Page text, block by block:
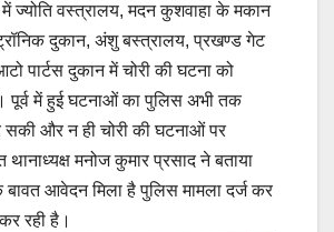
ज्योति वस्त्रालय, मदन कुशवाहा के मकान
दुकान, अंशु बस्त्रालय, प्रखण्ड गेट
पार्टस दुकान में चोरी की घटना को
पूर्व में हुई घटनाओं का पुलिस अभी तक
सकी और न ही चोरी की घटनाओं पर
मनोज कुमार प्रसाद ने बताया
बावत आवेदन मिला है पुलिस मामला दर्ज कर
रही है।